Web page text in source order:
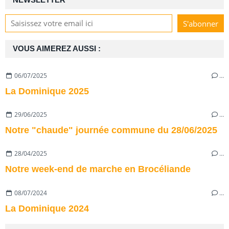
VOUS AIMEREZ AUSSI :
06/07/2025 …
La Dominique 2025
29/06/2025 …
Notre "chaude" journée commune du 28/06/2025
28/04/2025 …
Notre week-end de marche en Brocéliande
08/07/2024 …
La Dominique 2024